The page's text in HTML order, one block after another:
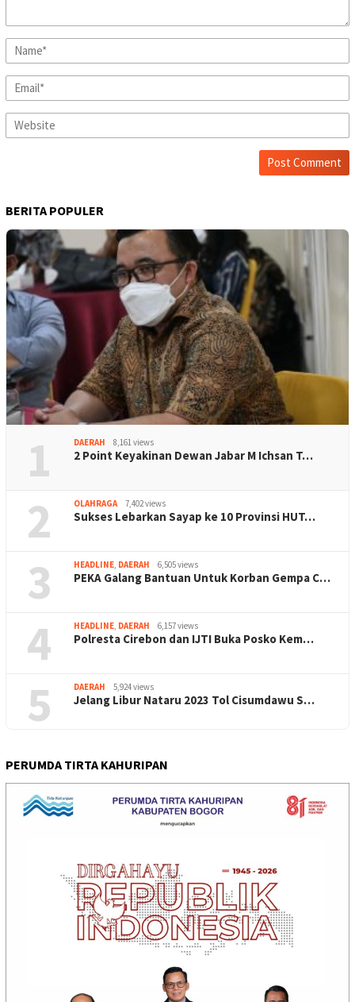
BERITA POPULER
1 DAERAH 8,161 views
2 Point Keyakinan Dewan Jabar M Ichsan T…
2 OLAHRAGA 7,402 views
Sukses Lebarkan Sayap ke 10 Provinsi HUT…
3 HEADLINE, DAERAH 6,505 views
PEKA Galang Bantuan Untuk Korban Gempa C…
4 HEADLINE, DAERAH 6,157 views
Polresta Cirebon dan IJTI Buka Posko Kem…
5 DAERAH 5,924 views
Jelang Libur Nataru 2023 Tol Cisumdawu S…
PERUMDA TIRTA KAHURIPAN